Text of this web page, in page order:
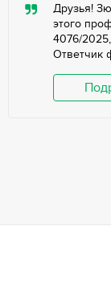
Друзья!
этого
4076/
Ответчик